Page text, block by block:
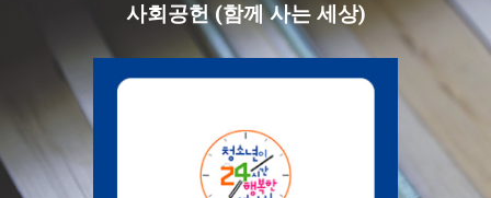
사회공헌 (함께 사는 세상)